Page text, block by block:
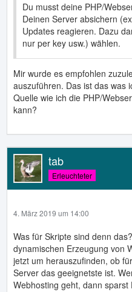
Du musst deine PHP/
Deinen Server absichern
Updates reagieren. Dazu
nur per key usw.) wählen.
Mir wurde es empfohlen
auszuführen. Das ist das was
Quelle wie ich die PHP/
kann?
tab
Erleuchteter
4. März 2019 um 14:00
Was für Skripte sind denn
dynamischen Erzeugung von
jetzt um herauszufinden, ob
Server das geeignetste ist.
Webhosting geht, dann